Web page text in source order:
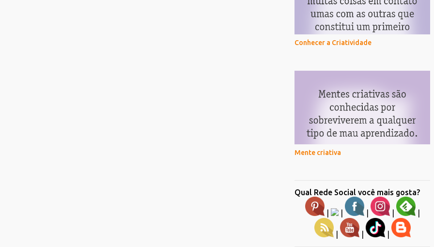
Conhecer a Criatividade
Mente criativa
Qual Rede Social você mais gosta?
| | | | |
| | |